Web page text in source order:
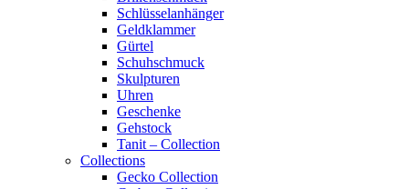
Schlüsselanhänger
Geldklammer
Gürtel
Schuhschmuck
Skulpturen
Uhren
Geschenke
Gehstock
Tanit – Collection
Collections
Gecko Collection